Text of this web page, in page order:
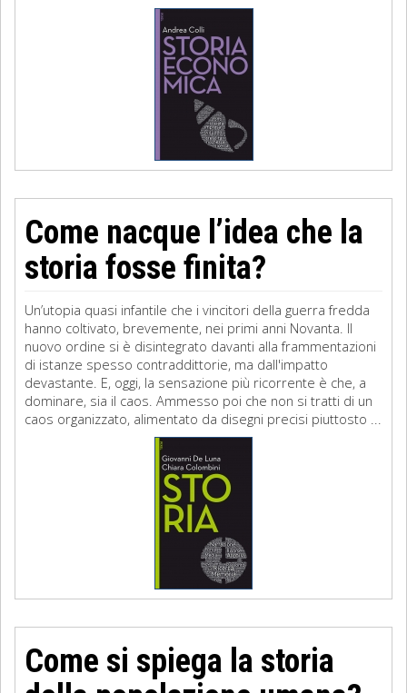
Come nacque l’idea che la
storia fosse finita?
Un’utopia quasi infantile che i vincitori della guerra fredda
hanno coltivato, brevemente, nei primi anni Novanta. Il
nuovo ordine si è disintegrato davanti alla frammentazioni
di istanze spesso contraddittorie, ma dall'impatto
devastante. E, oggi, la sensazione più ricorrente è che, a
dominare, sia il caos. Ammesso poi che non si tratti di un
caos organizzato, alimentato da disegni precisi piuttosto ...
Come si spiega la storia